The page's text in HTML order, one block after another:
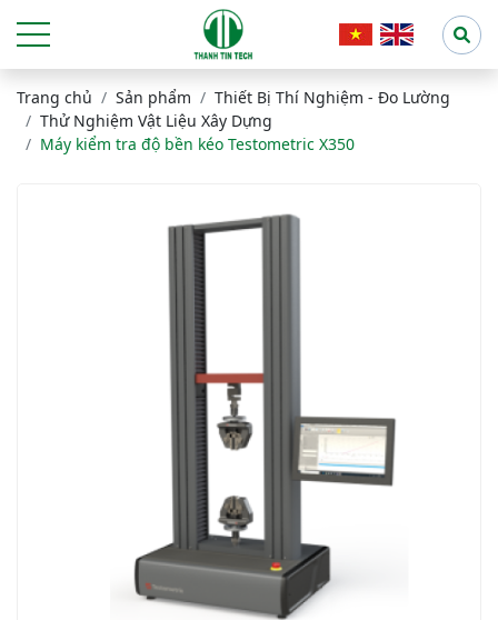
Trang chủ Sản phẩm
Thiết Bị Thí Nghiệm - Đo Lường
Thử Nghiệm Vật Liệu Xây Dựng
Máy kiểm tra độ bền kéo Testometric X350